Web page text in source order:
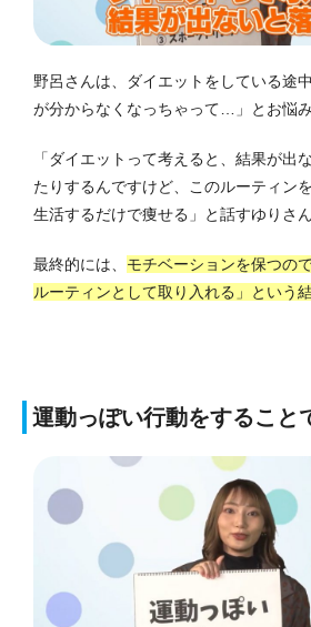
野呂さんは、ダイエットをしている途
が分からなくなっちゃって…」とお悩み
「ダイエットって考えると、結果が出
たりするんですけど、このルーティン
生活するだけで痩せる」と話すゆりさん
最終的には、 モチベーションを保つの
ルーティンとして取り入れる」という
運動っぽい行動をすること